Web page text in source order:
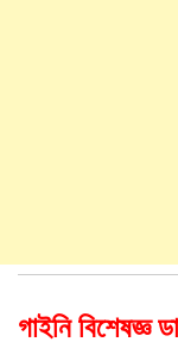
গাইনি বিশেষজ্ঞ